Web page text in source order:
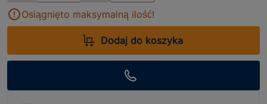
Osiągnięto maksymalną ilość!
Dodaj do koszyka